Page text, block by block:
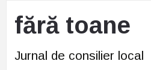
fără toane
Jurnal de consilier local